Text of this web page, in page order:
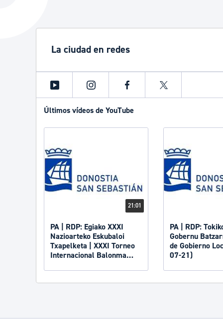
La ciudad en redes
YouTube Instagram FacebookX
Últimos vídeos de YouTube
21:01
PA | RDP: Egiako XXXI
Nazioarteko Eskubaloi
Txapelketa | XXXI Torneo
Internacional Balonmano
PA | RDP:
Gobernu
de Gobierno
07-21)